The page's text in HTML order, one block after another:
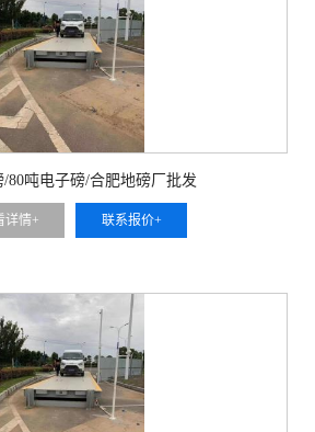
/80吨电子磅/合肥地磅厂批发
详情+ 联系报价+